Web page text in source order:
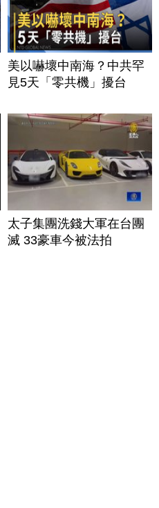
美以嚇壞中南海？中共罕
見5天「零共機」擾台
太子集團洗錢大軍在台團
滅 33豪車今被法拍